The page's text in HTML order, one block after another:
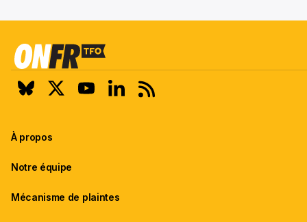
À propos
Notre équipe
Mécanisme de plaintes